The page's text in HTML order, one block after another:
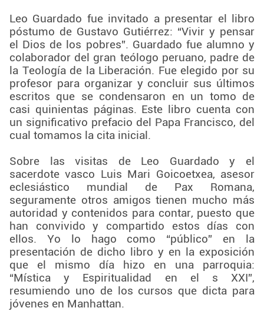
Leo Guardado fue invitado a presentar el libro
póstumo de Gustavo Gutiérrez: “Vivir y pensar
el Dios de los pobres”. Guardado fue alumno y
colaborador del gran teólogo peruano, padre de
la Teología de la Liberación. Fue elegido por su
profesor para organizar y concluir sus últimos
escritos que se condensaron en un tomo de
casi quinientas páginas. Este libro cuenta con
un significativo prefacio del Papa Francisco, del
cual tomamos la cita inicial.
Sobre las visitas de Leo Guardado y el
sacerdote vasco Luis Mari Goicoetxea, asesor
eclesiástico mundial de Pax Romana,
seguramente otros amigos tienen mucho más
autoridad y contenidos para contar, puesto que
han convivido y compartido estos días con
ellos. Yo lo hago como “público” en la
presentación de dicho libro y en la exposición
que el mismo día hizo en una parroquia:
“Mística y Espiritualidad en el s XXI”,
resumiendo uno de los cursos que dicta para
jóvenes en Manhattan.